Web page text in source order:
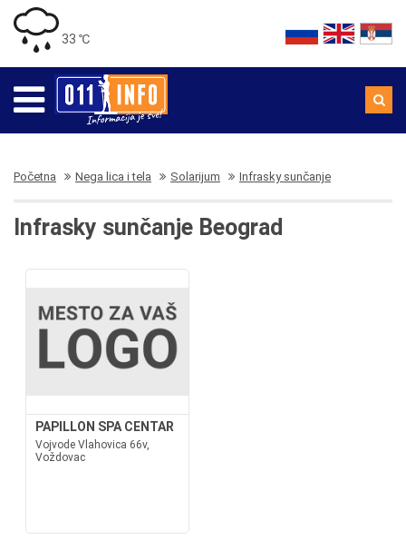
33 ℃
Početna Nega lica i tela Solarijum Infrasky sunčanje
Infrasky sunčanje Beograd
PAPILLON SPA CENTAR
Vojvode Vlahovica 66v,
Voždovac